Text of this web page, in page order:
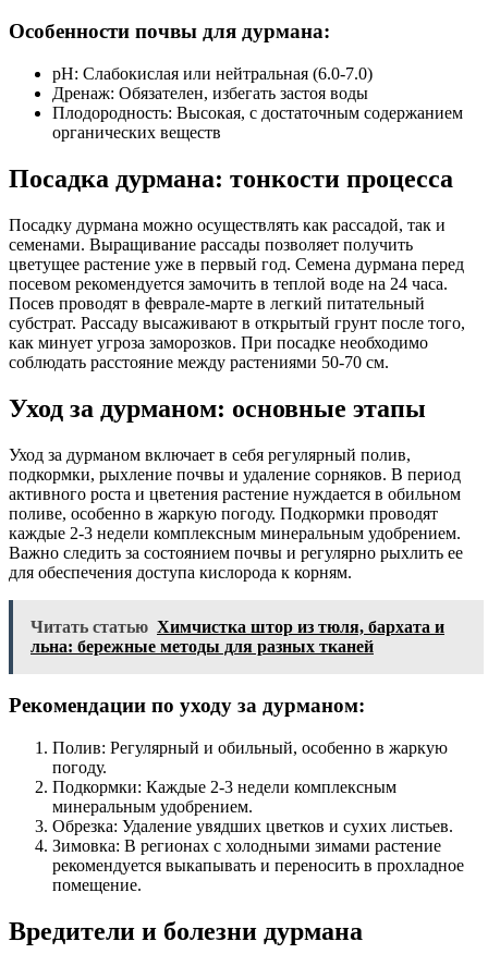
Особенности почвы для дурмана:
pH: Слабокислая или нейтральная (6.0-7.0)
Дренаж: Обязателен, избегать застоя воды
Плодородность: Высокая, с достаточным содержанием
органических веществ
Посадка дурмана: тонкости процесса
Посадку дурмана можно осуществлять как рассадой, так и
семенами. Выращивание рассады позволяет получить
цветущее растение уже в первый год. Семена дурмана перед
посевом рекомендуется замочить в теплой воде на 24 часа.
Посев проводят в феврале-марте в легкий питательный
субстрат. Рассаду высаживают в открытый грунт после того,
как минует угроза заморозков. При посадке необходимо
соблюдать расстояние между растениями 50-70 см.
Уход за дурманом: основные этапы
Уход за дурманом включает в себя регулярный полив,
подкормки, рыхление почвы и удаление сорняков. В период
активного роста и цветения растение нуждается в обильном
поливе, особенно в жаркую погоду. Подкормки проводят
каждые 2-3 недели комплексным минеральным удобрением.
Важно следить за состоянием почвы и регулярно рыхлить ее
для обеспечения доступа кислорода к корням.
Читать статью Химчистка штор из тюля, бархата и
льна: бережные методы для разных тканей
Рекомендации по уходу за дурманом:
Полив: Регулярный и обильный, особенно в жаркую
погоду.
Подкормки: Каждые 2-3 недели комплексным
минеральным удобрением.
Обрезка: Удаление увядших цветков и сухих листьев.
Зимовка: В регионах с холодными зимами растение
рекомендуется выкапывать и переносить в прохладное
помещение.
Вредители и болезни дурмана